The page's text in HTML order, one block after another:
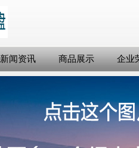
新闻资讯 商品展示 企业